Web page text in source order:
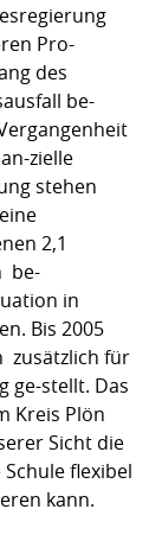
Pro-
des
be-
zielle
stehen
2,1
be-
in
Bis 2005
zusätzlich für
ge-stellt. Das
Kreis Plön
Sicht die
flexibel
kann.